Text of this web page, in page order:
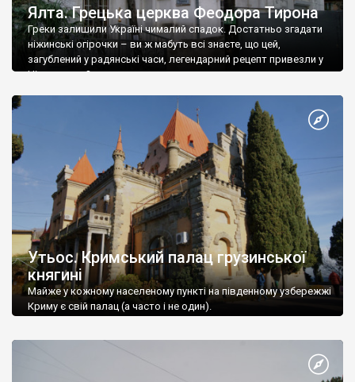
Ялта. Грецька церква Феодора Тирона
Греки залишили Україні чималий спадок. Достатньо згадати
ніжинські огірочки – ви ж мабуть всі знаєте, що цей,
загублений у радянські часи, легендарний рецепт привезли у
Ніжин греки?
Утьос. Кримський палац грузинської
княгині
Майже у кожному населеному пункті на південному узбережжі
Криму є свій палац (а часто і не один).